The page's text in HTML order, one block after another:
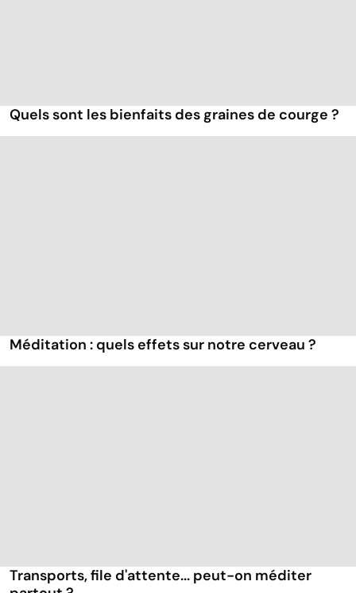
Quels sont les bienfaits des graines de courge ?
Méditation : quels effets sur notre cerveau ?
Transports, file d'attente... peut-on méditer